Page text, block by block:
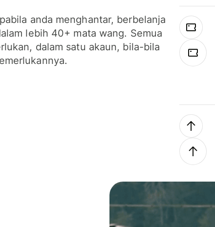
anda menghantar, berbelanja
lebih 40+ mata wang. Semua
dalam satu akaun, bila-bila